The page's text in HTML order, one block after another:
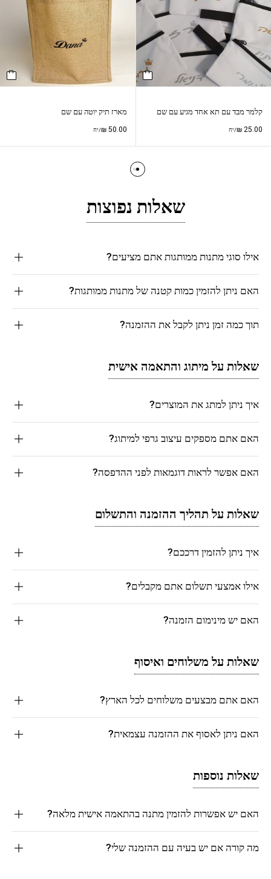
קלמר מבד עם תא אחד מגיע עם שם
₪ 25.00 /יח
מארז תיק יוטה עם שם
₪50.00 /יח
שאלות נפוצות
אילו סוגי מתנות ממותגות אתם מציעים?
האם ניתן להזמין כמות קטנה של מתנות ממותגות?
תוך כמה זמן ניתן לקבל את ההזמנה?
שאלות על מיתוג והתאמה אישית
איך ניתן למתג את המוצרים?
האם אתם מספקים עיצוב גרפי למיתוג?
האם אפשר לראות דוגמאות לפני ההדפסה?
שאלות על תהליך ההזמנה והתשלום
איך ניתן להזמין דרככם?
אילו אמצעי תשלום אתם מקבלים?
האם יש מינימום הזמנה?
שאלות על משלוחים ואיסוף
האם אתם מבצעים משלוחים לכל הארץ?
האם ניתן לאסוף את ההזמנה עצמאית?
שאלות נוספות
האם יש אפשרות להזמין מתנה בהתאמה אישית מלאה?
מה קורה אם יש בעיה עם ההזמנה שלי?